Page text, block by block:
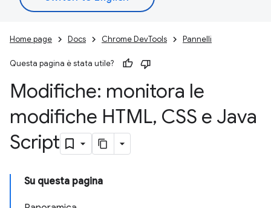
Home page Docs Chrome DevTools Pannelli
Questa pagina è stata utile?
Modifiche: monitora le
modifiche HTML, CSS e Java
Script
Su questa pagina